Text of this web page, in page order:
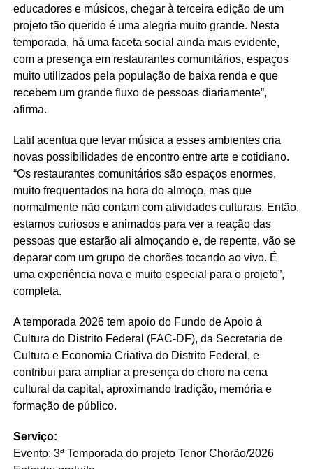
educadores e músicos, chegar à terceira edição de um
projeto tão querido é uma alegria muito grande. Nesta
temporada, há uma faceta social ainda mais evidente,
com a presença em restaurantes comunitários, espaços
muito utilizados pela população de baixa renda e que
recebem um grande fluxo de pessoas diariamente”,
afirma.
Latif acentua que levar música a esses ambientes cria
novas possibilidades de encontro entre arte e cotidiano.
“Os restaurantes comunitários são espaços enormes,
muito frequentados na hora do almoço, mas que
normalmente não contam com atividades culturais. Então,
estamos curiosos e animados para ver a reação das
pessoas que estarão ali almoçando e, de repente, vão se
deparar com um grupo de chorões tocando ao vivo. É
uma experiência nova e muito especial para o projeto”,
completa.
A temporada 2026 tem apoio do Fundo de Apoio à
Cultura do Distrito Federal (FAC-DF), da Secretaria de
Cultura e Economia Criativa do Distrito Federal, e
contribui para ampliar a presença do choro na cena
cultural da capital, aproximando tradição, memória e
formação de público.
Serviço:
Evento: 3ª Temporada do projeto Tenor Chorão/2026